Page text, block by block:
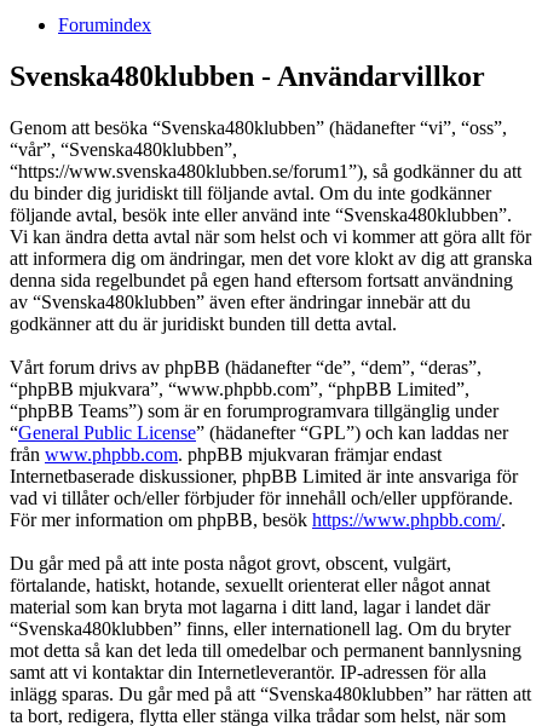
Forumindex
Svenska480klubben - Användarvillkor
Genom att besöka “Svenska480klubben” (hädanefter “vi”, “oss”,
“vår”, “Svenska480klubben”,
“https://www.svenska480klubben.se/forum1”), så godkänner du att
du binder dig juridiskt till följande avtal. Om du inte godkänner
följande avtal, besök inte eller använd inte “Svenska480klubben”.
Vi kan ändra detta avtal när som helst och vi kommer att göra allt för
att informera dig om ändringar, men det vore klokt av dig att granska
denna sida regelbundet på egen hand eftersom fortsatt användning
av “Svenska480klubben” även efter ändringar innebär att du
godkänner att du är juridiskt bunden till detta avtal.
Vårt forum drivs av phpBB (hädanefter “de”, “dem”, “deras”,
“phpBB mjukvara”, “www.phpbb.com”, “phpBB Limited”,
“phpBB Teams”) som är en forumprogramvara tillgänglig under
“General Public License” (hädanefter “GPL”) och kan laddas ner
från www.phpbb.com. phpBB mjukvaran främjar endast
Internetbaserade diskussioner, phpBB Limited är inte ansvariga för
vad vi tillåter och/eller förbjuder för innehåll och/eller uppförande.
För mer information om phpBB, besök https://www.phpbb.com/.
Du går med på att inte posta något grovt, obscent, vulgärt,
förtalande, hatiskt, hotande, sexuellt orienterat eller något annat
material som kan bryta mot lagarna i ditt land, lagar i landet där
“Svenska480klubben” finns, eller internationell lag. Om du bryter
mot detta så kan det leda till omedelbar och permanent bannlysning
samt att vi kontaktar din Internetleverantör. IP-adressen för alla
inlägg sparas. Du går med på att “Svenska480klubben” har rätten att
ta bort, redigera, flytta eller stänga vilka trådar som helst, när som